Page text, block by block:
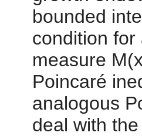
bounded
condition for
measure
Poincaré
analogous
deal with